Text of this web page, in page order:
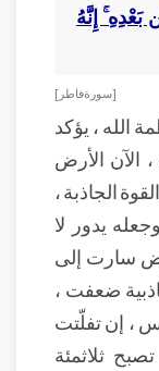
بَعْدِهِ ۚ إِنَّهُ
[ سورة فاطر ]
الله ، يؤكد
الآن الأرض
الجاذبة ،
يدور لا
سارت إلى
ضعفت ،
، إن تفلّتت
ثلاثمئة